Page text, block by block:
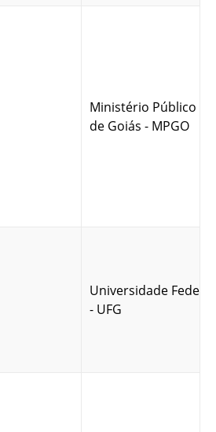
Ministério Público
de Goiás - MPGO
Universidade
- UFG